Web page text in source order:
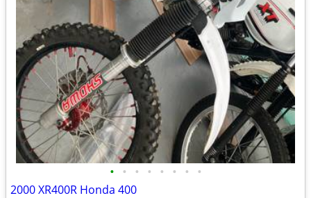
• • • • • • • •
2000 XR400R Honda 400